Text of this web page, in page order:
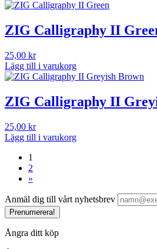
ZIG Calligraphy II
25,00 kr
Lägg till i varukorg
ZIG Calligraphy II
25,00 kr
Lägg till i varukorg
1
2
»
Anmäl dig till vårt nyhetsbrev
Prenumerera!
Ångra ditt köp